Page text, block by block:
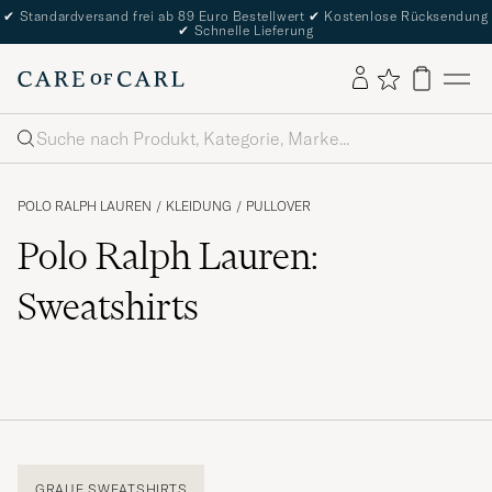
✔ Standardversand frei ab 89 Euro Bestellwert ✔ Kostenlose Rücksendung
✔ Schnelle Lieferung
Suche
POLO RALPH LAUREN / KLEIDUNG / PULLOVER
Polo Ralph Lauren:
Sweatshirts
GRAUE SWEATSHIRTS